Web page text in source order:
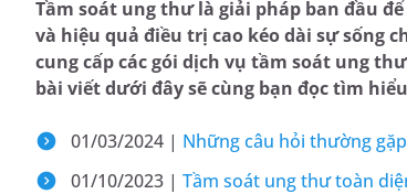
Tầm soát ung thư là giải pháp ban đầu
và hiệu quả điều trị cao kéo dài sự sống
cung cấp các gói dịch vụ tầm soát ung
bài viết dưới đây sẽ cùng bạn đọc tìm
01/03/2024 | Những câu hỏi thường
01/10/2023 | Tầm soát ung thư toàn